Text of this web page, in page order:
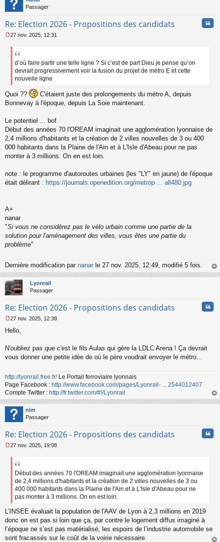
Passager
Re: Election 2026 - Propositions des candidats
e
e
n
n
u
27 nov. 2025, 12:31
d’où faire partir une telle ligne ? Si c’est de part Dieu je pense qu’on
devrait progressivement voir la fusion du projet de métro E et cette
nouvelle ligne
Quoi ??
C'étaient juste des prolongements du métro A, depuis
Bonnevay à l'époque, depuis La Soie maintenant.
Le potentiel ... bof.
Début des années 70 l'OREAM imaginait une agglomération lyonnaise de
2,4 millions d'habitants et la création de 2 villes nouvelles de 3 ou 400
000 habitants dans la Plaine de l'Ain et à L'Isle d'Abeau pour ne pas
monter à 3 millions. On en est loin.
note : le programme d'autoroutes urbaines (les "LY" en jaune) de l'époque
était délirant : https://journals.openedition.org/metrop ... all480.jpg
A+
nanar
"Si vous ne considérez pas le vélo urbain comme une partie de la
solution pour l'aménagement des villes, vous êtes une partie du
problème"
Dernière modification par nanar le 27 nov. 2025, 12:49, modifié 5 fois.
au
Lyonrail
Passager
Re: Election 2026 - Propositions des candidats
e
s
g
n
o
n
u
27 nov. 2025, 12:38
Hello,
N'oubliez pas que c'est le fils Aulas qui gère la LDLC Arena ! Ça devrait
vous donner une petite idée de où le père voudrait envoyer le métro...
http://lyonrail.free.fr/Le Portail ferroviaire lyonnais
Page Facebook : http://www.facebook.com/pages/Lyonrail- ... 2544012407
Compte Twitter : http://fr.twitter.com/#!/Lyonrail
au
nim
Passager
Re: Election 2026 - Propositions des candidats
e
n
o
l
u
27 nov. 2025, 19:08
Début des années 70 l'OREAM imaginait une agglomération lyonnaise
de 2,4 millions d'habitants et la création de 2 villes nouvelles de 3 ou
400 000 habitants dans la Plaine de l'Ain et à L'Isle d'Abeau pour ne
pas monter à 3 millions. On en est loin.
L’INSEE évaluait la population de l'AAV de Lyon à 2,3 millions en 2019
donc on est pas si loin que ça, par contre le logement diffus imaginé à
l’époque ne s’est pas matérialisé, les espoirs de l’industrie automobile se
sont fracassés sur le coût de la voirie nécessaire.